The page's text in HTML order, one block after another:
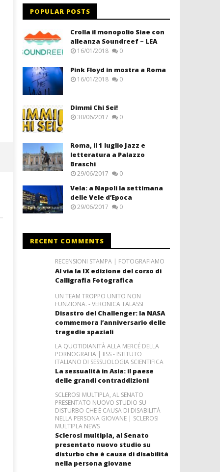
POPULAR POSTS
Crolla il monopolio Siae con
alleanza Soundreef – LEA
16/01/2018 0
Pink Floyd in mostra a Roma
16/01/2018 0
Dimmi Chi Sei!
30/06/2017 0
Roma, il 1 luglio Jazz e
letteratura a Palazzo
Braschi
29/06/2017 0
Vela: a Napoli la settimana
delle Vele d’Epoca
29/06/2017 0
RECENT COMMENTS
RECENSIONI STAMPA | FOTOGRAFIAMO
Al via la IX edizione del corso di
Calligrafia Fotografica
UN TEAM TROPPO UNITO NON
FUNZIONA. - VERONICA TALASSI
Disastro del Challenger: la NASA
commemora l’anniversario delle
tragedie spaziali
LA QUOTIDIANITÀ ALLA MERCÉ DELLA
PORNOGRAFIA | IISS - ISTITUTO
ITALIANO DI SESSUOLOGIA SCIENTIFICA
La sessualità in Asia: il paese
delle grandi contraddizioni
SCLEROSI MULTIPLA, AL SENATO
PRESENTATO NUOVO STUDIO SU
DISTURBO CHE È CAUSA DI DISABILITÀ
NELLA PERSONA GIOVANE | SCLEROSI
MULTIPLA NEWS
Sclerosi multipla, al Senato
presentato nuovo studio su
disturbo che è causa di disabilità
nella persona giovane